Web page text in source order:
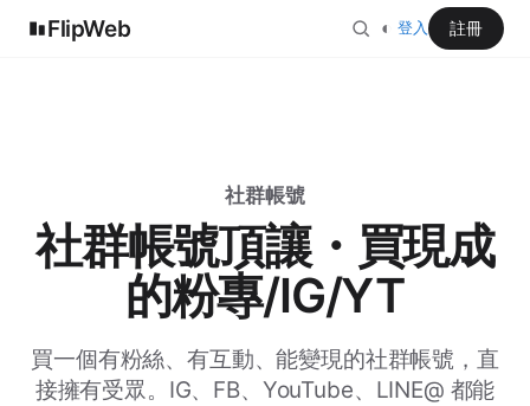
FlipWeb ◐ 登入 註冊
社群帳號
社群帳號頂讓・買現成
的粉專/IG/YT
買一個有粉絲、有互動、能變現的社群帳號，直
接擁有受眾。IG、FB、YouTube、LINE@ 都能